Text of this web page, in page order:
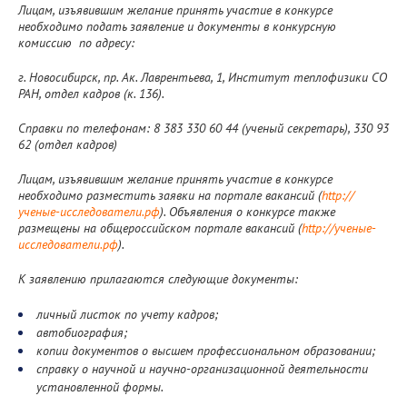
Лицам, изъявившим желание принять участие в конкурсе
необходимо подать заявление и документы в конкурсную
комиссию по адресу:
г. Новосибирск, пр. Ак. Лаврентьева, 1, Институт теплофизики СО
РАН, отдел кадров (к. 136).
Справки по телефонам: 8 383 330 60 44 (ученый секретарь), 330 93
62 (отдел кадров)
Лицам, изъявившим желание принять участие в конкурсе
необходимо разместить заявки на портале вакансий (http://
ученые-исследователи.рф). Объявления о конкурсе также
размещены на общероссийском портале вакансий (http://ученые-
исследователи.рф).
К заявлению прилагаются следующие документы:
личный листок по учету кадров;
автобиография;
копии документов о высшем профессиональном образовании;
справку о научной и научно-организационной деятельности
установленной формы.